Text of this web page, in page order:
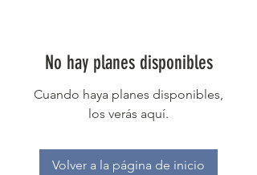
No hay planes disponibles
Cuando haya planes disponibles,
los verás aquí.
Volver a la página de inicio